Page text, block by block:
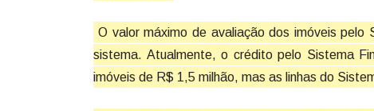
O valor máximo de avaliação dos imóveis
sistema. Atualmente, o crédito pelo Sistema
imóveis de R$ 1,5 milhão, mas as linhas do